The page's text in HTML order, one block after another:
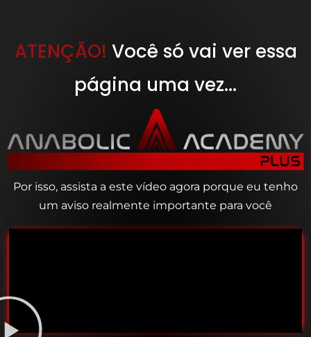
ATENÇÃO! Você só vai ver essa
página uma vez...
Por isso, assista a este vídeo agora porque eu tenho
um aviso realmente importante para você